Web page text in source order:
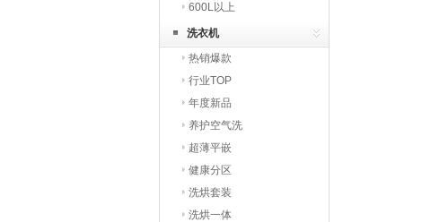
600L以上
洗衣机
热销爆款
行业TOP
年度新品
养护空气洗
超薄平嵌
健康分区
洗烘套装
洗烘一体